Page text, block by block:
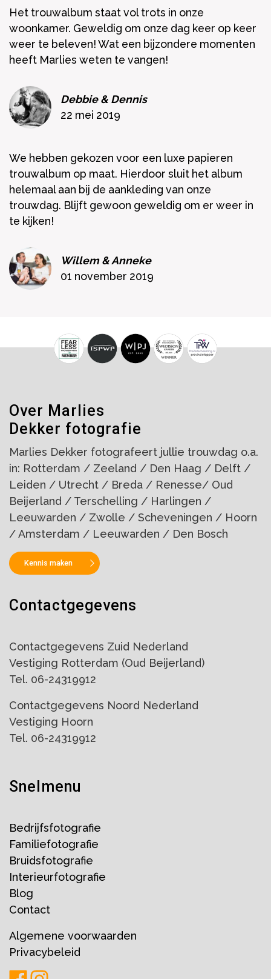
Het trouwalbum staat vol trots in onze
woonkamer. Geweldig om onze dag keer op keer
weer te beleven! Wat een bijzondere momenten
heeft Marlies weten te vangen!
Debbie & Dennis
22 mei 2019
We hebben gekozen voor een luxe papieren
trouwalbum op maat. Hierdoor sluit het album
helemaal aan bij de aankleding van onze
trouwdag. Blijft gewoon geweldig om er weer in
te kijken!
Willem & Anneke
01 november 2019
Over Marlies
Dekker fotografie
Marlies Dekker fotografeert jullie trouwdag o.a.
in: Rotterdam / Zeeland / Den Haag / Delft /
Leiden / Utrecht / Breda / Renesse/ Oud
Beijerland / Terschelling / Harlingen /
Leeuwarden / Zwolle / Scheveningen / Hoorn
/ Amsterdam / Leeuwarden / Den Bosch
Kennis maken
Contactgegevens
Contactgegevens Zuid Nederland
Vestiging Rotterdam (Oud Beijerland)
Tel. 06-24319912
Contactgegevens Noord Nederland
Vestiging Hoorn
Tel. 06-24319912
Snelmenu
Bedrijfsfotografie
Familiefotografie
Bruidsfotografie
Interieurfotografie
Blog
Contact
Algemene voorwaarden
Privacybeleid